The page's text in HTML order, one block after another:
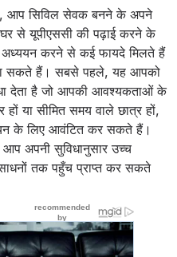
आप सिविल सेवक बनने के अपने
से यूपीएससी की पढ़ाई करने के
अध्ययन करने से कई फायदे मिलते हैं
सकते हैं। सबसे पहले, यह आपको
देता है जो आपकी आवश्यकताओं के
या सीमित समय वाले छात्र हों,
के लिए आवंटित कर सकते हैं।
अपनी सुविधानुसार उच्च
तक पहुँच प्राप्त कर सकते